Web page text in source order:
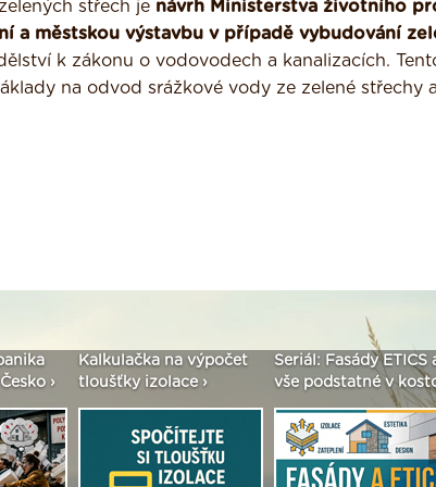
střech je návrh Ministerstva životního
a městskou výstavbu v případě vybudování
k zákonu o vodovodech a kanalizacích.
na odvod srážkové vody ze zelené střechy
›
Kalkulačka na výpočet
tloušťky izolace ›
Seriál: Fasády ETICS
vše podstatné v